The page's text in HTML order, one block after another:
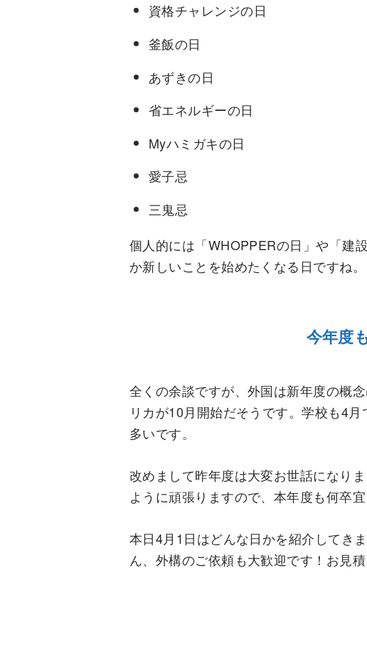
資格チャレンジの日
釜飯の日
あずきの日
省エネルギーの日
Myハミガキの日
愛子忌
三鬼忌
個人的には「WHOPPERの日」や「建
か新しいことを始めたくなる日ですね。
今年度
全くの余談ですが、外国は新年度の概
リカが10月開始だそうです。学校も4
多いです。
改めまして昨年度は大変お世話になり
ように頑張りますので、本年度も何卒
本日4月1日はどんな日かを紹介してき
ん、外構のご依頼も大歓迎です！お見